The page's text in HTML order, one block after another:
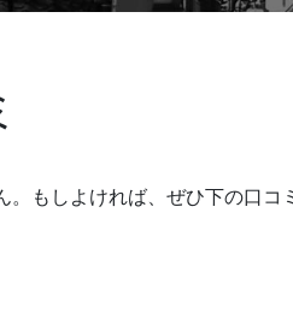
もしよければ、ぜひ下の口コ